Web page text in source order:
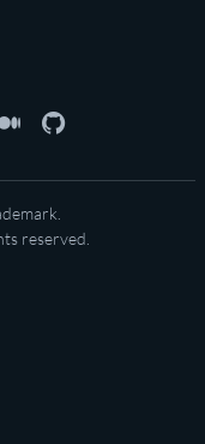
reserved.